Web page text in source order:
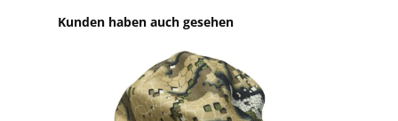
Produktgalerie überspringen
Kunden haben auch gesehen